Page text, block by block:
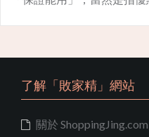
了解「敗家精」網站
關於 ShoppingJing.com